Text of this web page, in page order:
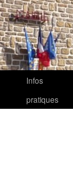
Infos
pratiques